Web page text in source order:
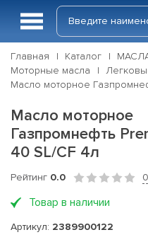
Главная Каталог
Моторные масла
Масло моторное
Масло моторное
Газпромнефть
40 SL/CF 4л
Рейтинг 0.0
Товар в наличии
Артикул: 2389900122